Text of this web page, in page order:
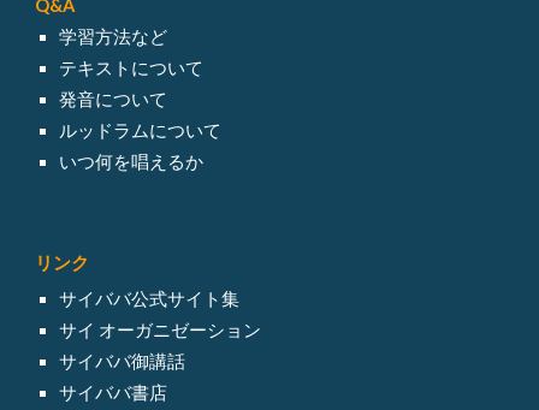
Q&A
学習方法など
テキスト について
発音について
ルッドラムについて
いつ何を唱えるか
リンク
サイババ公式サイト集
サイ オーガニゼーション
サイババ御講話
サイババ書店